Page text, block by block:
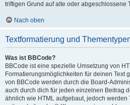
triftigen Grund auf alte oder abgeschlossene
Nach oben
Textformatierung und
Was ist BBCode?
BBCode ist eine spezielle Umsetzung von
Formatierungsmöglichkeiten für deinen Text
von BBCode werden durch die Board-
auch durch dich für jeden einzelnen Beitrag
ähnlich wie HTML aufgebaut, jedoch werden